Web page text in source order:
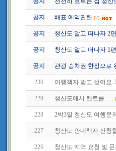
공지 배표 예약관련 (2)
공지 청산도 알고 떠나자 2
공지 청산도 알고 떠나자 1
공지 관광 승차권 한장으로
230 여행책자 받고 싶어요
229 청산도에서 텐트를......
228 2박3일 청산도 여행문
227 청산도 안내책자 신청
226 청산도 지역 요청 및